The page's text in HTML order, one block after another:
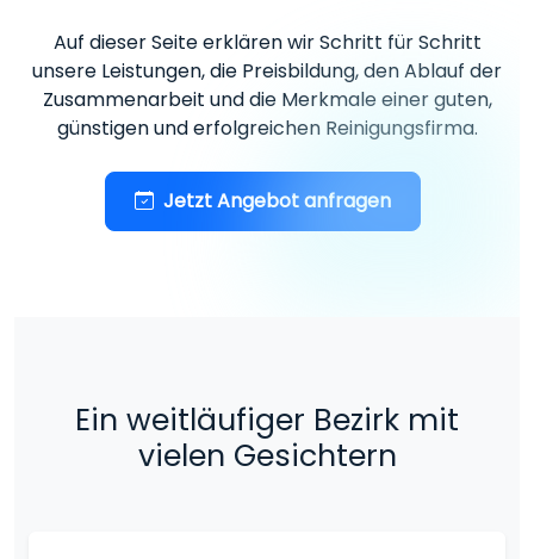
Auf dieser Seite erklären wir Schritt für Schritt
unsere Leistungen, die Preisbildung, den Ablauf der
Zusammenarbeit und die Merkmale einer guten,
günstigen und erfolgreichen Reinigungsfirma.
Jetzt Angebot anfragen
Ein weitläufiger Bezirk mit
vielen Gesichtern